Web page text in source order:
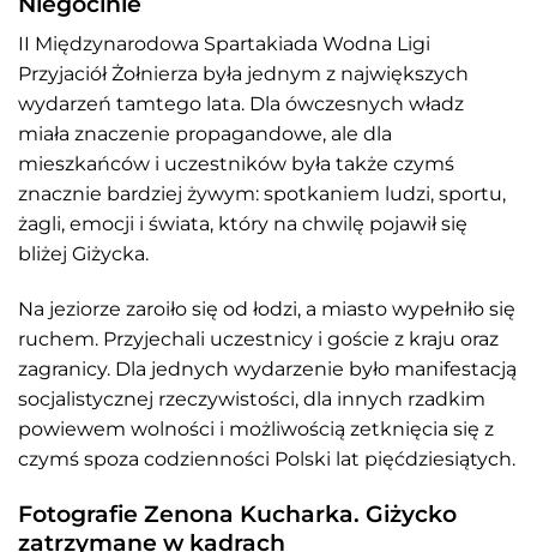
II Międzynarodowa Spartakiada Wodna Ligi
Przyjaciół Żołnierza była jednym z największych
wydarzeń tamtego lata. Dla ówczesnych władz
miała znaczenie propagandowe, ale dla
mieszkańców i uczestników była także czymś
znacznie bardziej żywym: spotkaniem ludzi, sportu,
żagli, emocji i świata, który na chwilę pojawił się
bliżej Giżycka.
Na jeziorze zaroiło się od łodzi, a miasto wypełniło się
ruchem. Przyjechali uczestnicy i goście z kraju oraz
zagranicy. Dla jednych wydarzenie było manifestacją
socjalistycznej rzeczywistości, dla innych rzadkim
powiewem wolności i możliwością zetknięcia się z
czymś spoza codzienności Polski lat pięćdziesiątych.
Fotografie Zenona Kucharka. Giżycko
zatrzymane w kadrach